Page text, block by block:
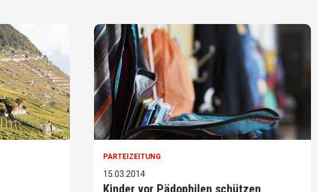
PARTEIZEITUNG
15.03.2014
Kinder vor Pädophilen schützen